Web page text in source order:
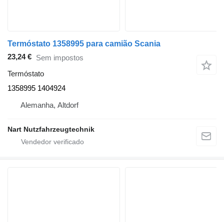
Termóstato 1358995 para camião Scania
23,24 € Sem impostos
Termóstato
1358995 1404924
Alemanha, Altdorf
Nart Nutzfahrzeugtechnik